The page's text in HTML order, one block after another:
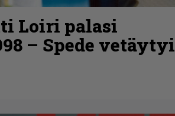
Loiri palasi
– Spede vetäytyi